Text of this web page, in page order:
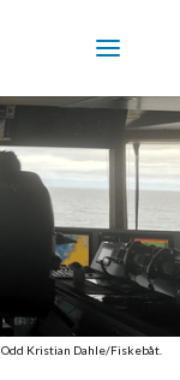
Odd Kristian Dahle/Fiskebåt.